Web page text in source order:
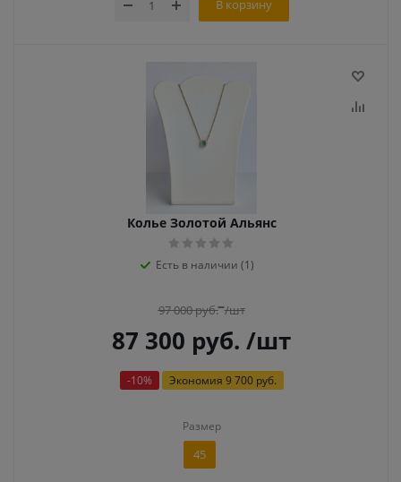
В корзину
Колье Золотой Альянс
Есть в наличии (1)
97 000руб. /шт
87 300 руб. /шт
-10% Экономия 9 700 руб.
Размер
45